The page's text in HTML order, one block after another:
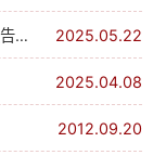
品 2025.05.22
2025.04.08
2012.09.20